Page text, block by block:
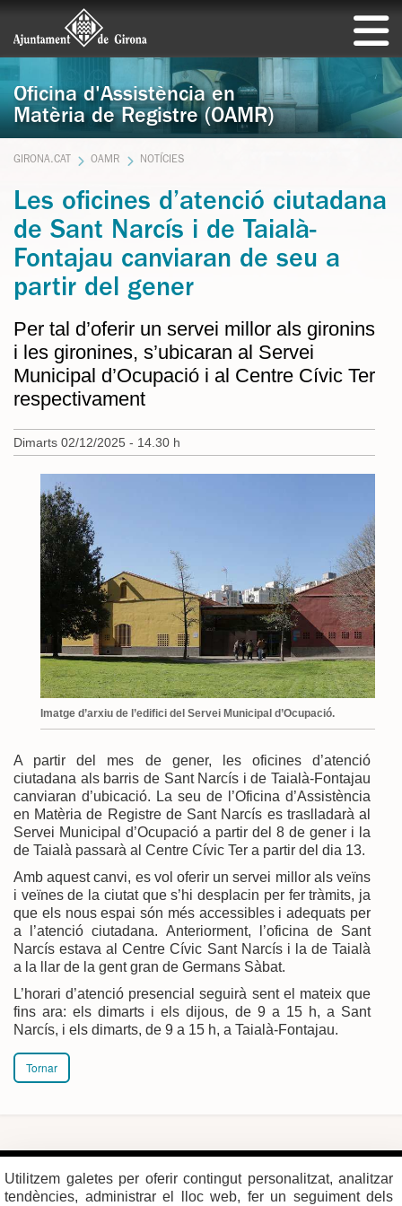
Oficina d'Assistència en
Matèria de Registre (OAMR)
GIRONA.CAT OAMR NOTÍCIES
Les oficines d’atenció ciutadana
de Sant Narcís i de Taialà-
Fontajau canviaran de seu a
partir del gener
Per tal d’oferir un servei millor als gironins
i les gironines, s’ubicaran al Servei
Municipal d’Ocupació i al Centre Cívic Ter
respectivament
Dimarts 02/12/2025 - 14.30 h
Imatge d’arxiu de l’edifici del Servei Municipal d’Ocupació.
A partir del mes de gener, les oficines d’atenció
ciutadana als barris de Sant Narcís i de Taialà-Fontajau
canviaran d’ubicació. La seu de l’Oficina d’Assistència
en Matèria de Registre de Sant Narcís es traslladarà al
Servei Municipal d’Ocupació a partir del 8 de gener i la
de Taialà passarà al Centre Cívic Ter a partir del dia 13.
Amb aquest canvi, es vol oferir un servei millor als veïns
i veïnes de la ciutat que s’hi desplacin per fer tràmits, ja
que els nous espai són més accessibles i adequats per
a l’atenció ciutadana. Anteriorment, l’oficina de Sant
Narcís estava al Centre Cívic Sant Narcís i la de Taialà
a la llar de la gent gran de Germans Sàbat.
L’horari d’atenció presencial seguirà sent el mateix que
fins ara: els dimarts i els dijous, de 9 a 15 h, a Sant
Narcís, i els dimarts, de 9 a 15 h, a Taialà-Fontajau.
Tornar
17004 GIRONA
Tel. 972 419 010
Mapa del web
Mapa de xarxes
Avís legal
Utilitzem galetes per oferir contingut personalitzat, analitzar
tendències, administrar el lloc web, fer un seguiment dels